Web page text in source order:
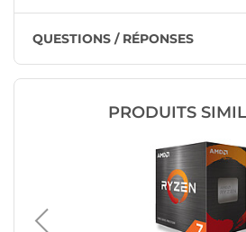
QUESTIONS / RÉPONSES
PRODUITS